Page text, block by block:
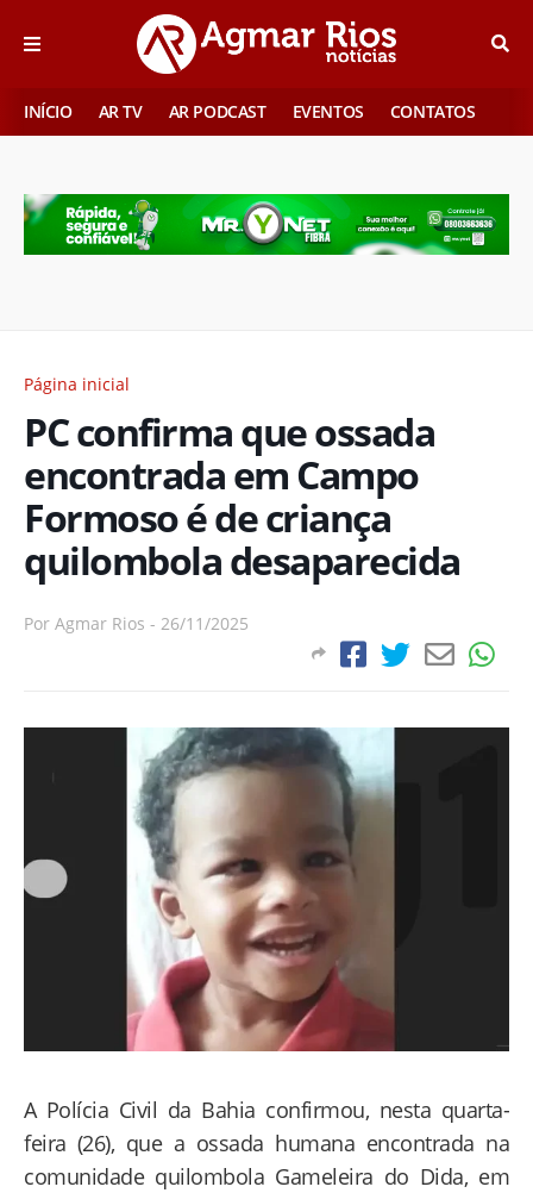
INÍCIO AR TV AR PODCAST EVENTOS CONTATOS
Página inicial
PC confirma que ossada
encontrada em Campo
Formoso é de criança
quilombola desaparecida
Por Agmar Rios - 26/11/2025
A Polícia Civil da Bahia confirmou, nesta quarta-
feira (26), que a ossada humana encontrada na
comunidade quilombola Gameleira do Dida, em